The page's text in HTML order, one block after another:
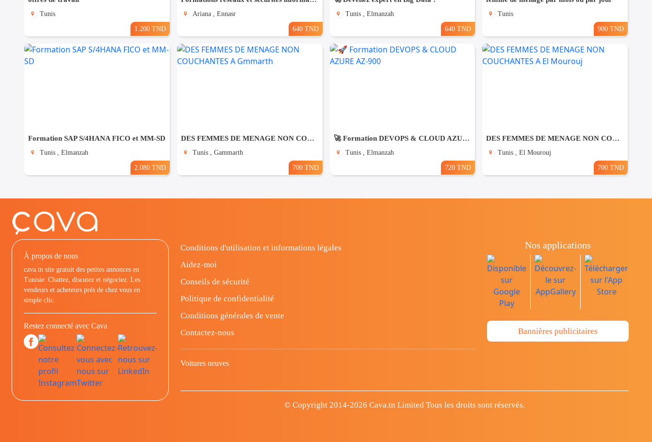
Tunis
1.200 TND
Ariana , Ennasr
640 TND
Tunis , Elmanzah
640 TND
Tunis
900 TND
Formation SAP S/4HANA FICO et MM-SD
Tunis , Elmanzah
2.080 TND
DES FEMMES DE MENAGE NON COUCHANTES A Gmmarth
Tunis , Gammarth
700 TND
🚀 Formation DEVOPS & CLOUD AZURE AZ-900
Tunis , Elmanzah
720 TND
DES FEMMES DE MENAGE NON COUCHANTES A El Mourouj
Tunis , El Mourouj
700 TND
À propos de nous
cava.tn site gratuit des petites annonces en
Tunisie: Chattez, discutez et négociez. Les
vendeurs et acheteurs prés de chez vous en
simple clic.
Restez connecté avec Cava
Conditions d'utilisation et informations légales
Aidez-moi
Conseils de sécurité
Politique de confidentialité
Conditions générales de vente
Contactez-nous
Voitures neuves
Nos applications
Bannières publicitaires
© Copyright 2014-2026 Cava.tn Limited Tous les droits sont réservés.